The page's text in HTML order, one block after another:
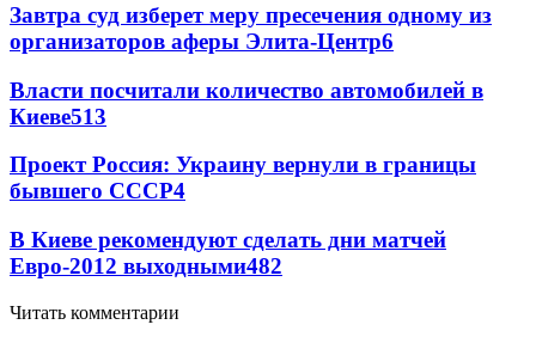
Завтра суд изберет меру пресечения одному из
организаторов аферы Элита-Центр6
Власти посчитали количество автомобилей в
Киеве513
Проект Россия: Украину вернули в границы
бывшего СССР4
В Киеве рекомендуют сделать дни матчей
Евро-2012 выходными482
Читать комментарии